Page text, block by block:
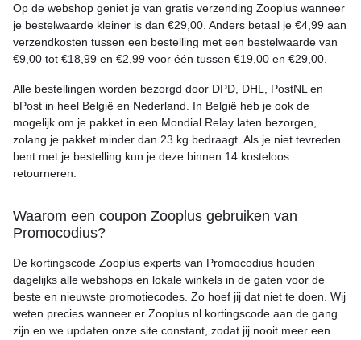
Op de webshop geniet je van gratis verzending Zooplus wanneer
je bestelwaarde kleiner is dan €29,00. Anders betaal je €4,99 aan
verzendkosten tussen een bestelling met een bestelwaarde van
€9,00 tot €18,99 en €2,99 voor één tussen €19,00 en €29,00.
Alle bestellingen worden bezorgd door DPD, DHL, PostNL en
bPost in heel België en Nederland. In België heb je ook de
mogelijk om je pakket in een Mondial Relay laten bezorgen,
zolang je pakket minder dan 23 kg bedraagt. Als je niet tevreden
bent met je bestelling kun je deze binnen 14 kosteloos
retourneren.
Waarom een coupon Zooplus gebruiken van
Promocodius?
De kortingscode Zooplus experts van Promocodius houden
dagelijks alle webshops en lokale winkels in de gaten voor de
beste en nieuwste promotiecodes. Zo hoef jij dat niet te doen. Wij
weten precies wanneer er Zooplus nl kortingscode aan de gang
zijn en we updaten onze site constant, zodat jij nooit meer een